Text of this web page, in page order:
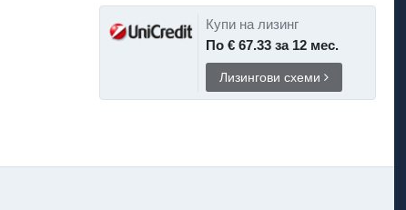
Купи на лизинг
По € 67.33 за 12 мес.
Лизингови схеми